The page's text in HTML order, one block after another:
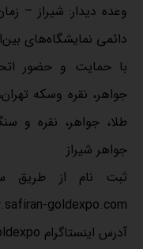
دائمی نمایشگاه‌های
با حمایت و حضور
جواهر، نقره وسکه
طلا، جواهر، نقره و
جواهر شیراز
ثبت نام از طریق
goldexpo.com
آدرس اینستاگرام safiran.goldexpo